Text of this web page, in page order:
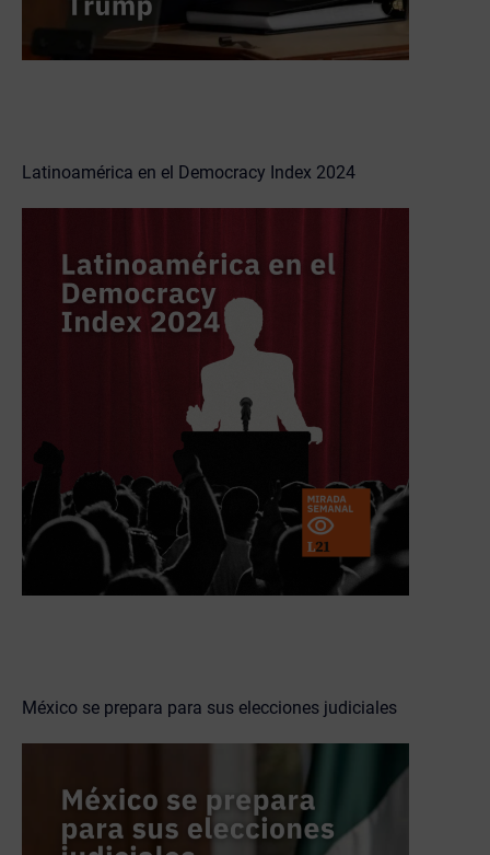
Latinoamérica en el Democracy Index 2024
México se prepara para sus elecciones judiciales